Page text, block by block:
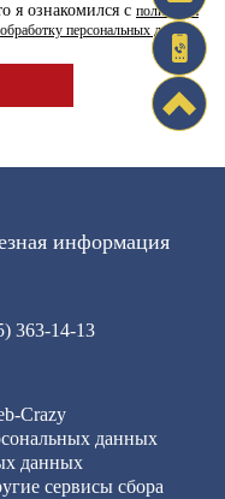
я ознакомился с политикой
обработку персональных данных
информация
363-14-13
Crazy
данных
данных
сервисы сбора